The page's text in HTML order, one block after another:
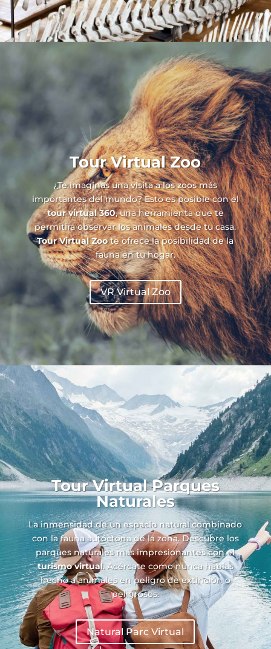
Tour Virtual Zoo
¿Te imaginas una visita a los zoos más
importantes del mundo? Esto es posible con el
tour virtual 360, una herramienta que te
permitirá observar los animales desde tu casa.
Tour Virtual Zoote ofrece la posibilidad de la
fauna en tu hogar.
VR Virtual Zoo
Tour Virtual Parques
Naturales
La inmensidad de un espacio natural combinado
con la fauna autóctona de la zona. Descubre los
parques naturales más impresionantes con el
turismo virtual. Acércate como nunca habías
hecho a animales en peligro de extinción o
peligrosos.
Natural Parc Virtual